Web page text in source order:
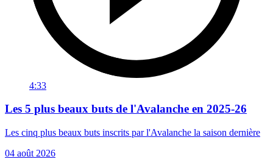
4:33
Les 5 plus beaux buts de l'Avalanche en 2025-26
Les cinq plus beaux buts inscrits par l'Avalanche la saison dernière
04 août 2026